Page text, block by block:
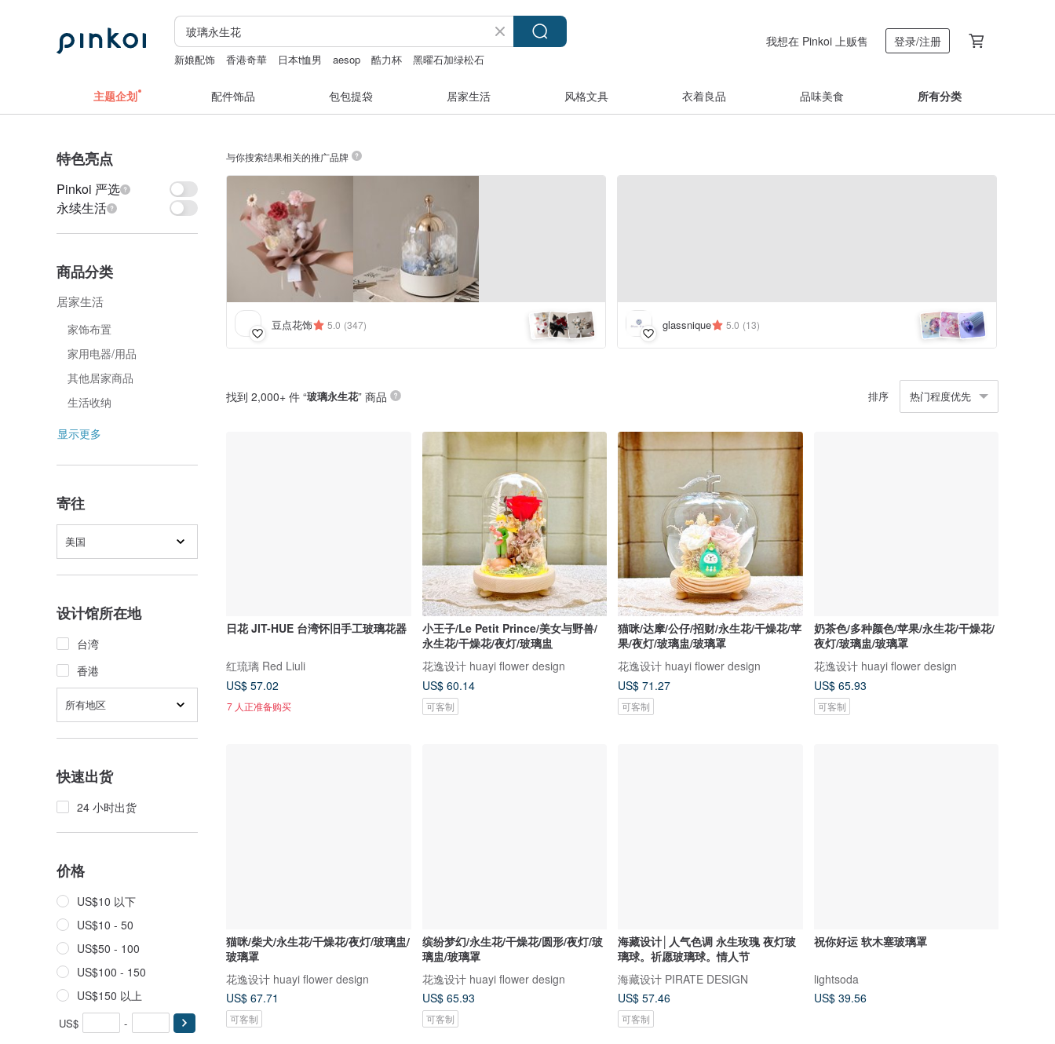
新娘配饰 香港奇華 日本t恤男 aesop 酷力杯
黑曜石加绿松石
我想在 Pinkoi 上贩售 登录/注册
主题企划 配件饰品 包包提袋 居家生活 风格文具 衣着良品 品味美食 所有分类
特色亮点
Pinkoi 严选
永续生活
商品分类
居家生活
家饰布置
家用电器/用品
其他居家商品
生活收纳
显示更多
寄往
美国
设计馆所在地
台湾
香港
所有地区
快速出货
24 小时出货
价格
US$10 以下
US$10 - 50
US$50 - 100
US$100 - 150
US$150 以上
US$ -
与你搜索结果相关的推广品牌
豆点花饰 5.0 (347) glassnique 5.0 (13)
找到 2,000+ 件 “玻璃永生花” 商品 排序 热门程度优先
日花 JIT-HUE 台湾怀旧手工玻璃花器
红琉璃 Red Liuli
US$ 57.02
7 人正准备购买
小王子/Le Petit Prince/美女与野兽/
永生花/干燥花/夜灯/玻璃盅
花逸设计 huayi flower design
US$ 60.14
可客制
猫咪/达摩/公仔/招财/永生花/干燥花/苹
果/夜灯/玻璃盅/玻璃罩
花逸设计 huayi flower design
US$ 71.27
可客制
奶茶色/多种颜色/苹果/永生花/干燥花/
夜灯/玻璃盅/玻璃罩
花逸设计 huayi flower design
US$ 65.93
可客制
猫咪/柴犬/永生花/干燥花/夜灯/玻璃盅/
玻璃罩
花逸设计 huayi flower design
US$ 67.71
可客制
缤纷梦幻/永生花/干燥花/圆形/夜灯/玻
璃盅/玻璃罩
花逸设计 huayi flower design
US$ 65.93
可客制
海藏设计│人气色调 永生玫瑰 夜灯玻
璃球。祈愿玻璃球。情人节
海藏设计 PIRATE DESIGN
US$ 57.46
可客制
祝你好运 软木塞玻璃罩
lightsoda
US$ 39.56